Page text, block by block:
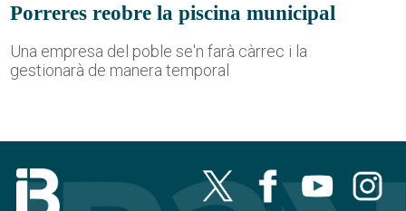
Porreres reobre la piscina municipal
Una empresa del poble se'n farà càrrec i la
gestionarà de manera temporal